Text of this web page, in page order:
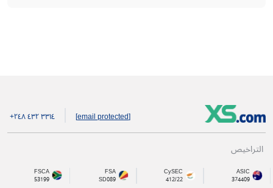
[email protected] +۲٤۸ ٤۳۲ ۳۳۱٤
التراخيص
ASIC
374409
CySEC
412/22
FSA
SD089
FSCA
53199